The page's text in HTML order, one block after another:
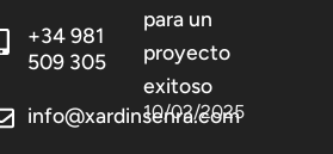
+34 981
509 305
info@xardinsenra.com
para un
proyecto
exitoso
10/02/2025